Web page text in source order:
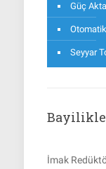
Güç
Otomatik
Seyyar
İmak